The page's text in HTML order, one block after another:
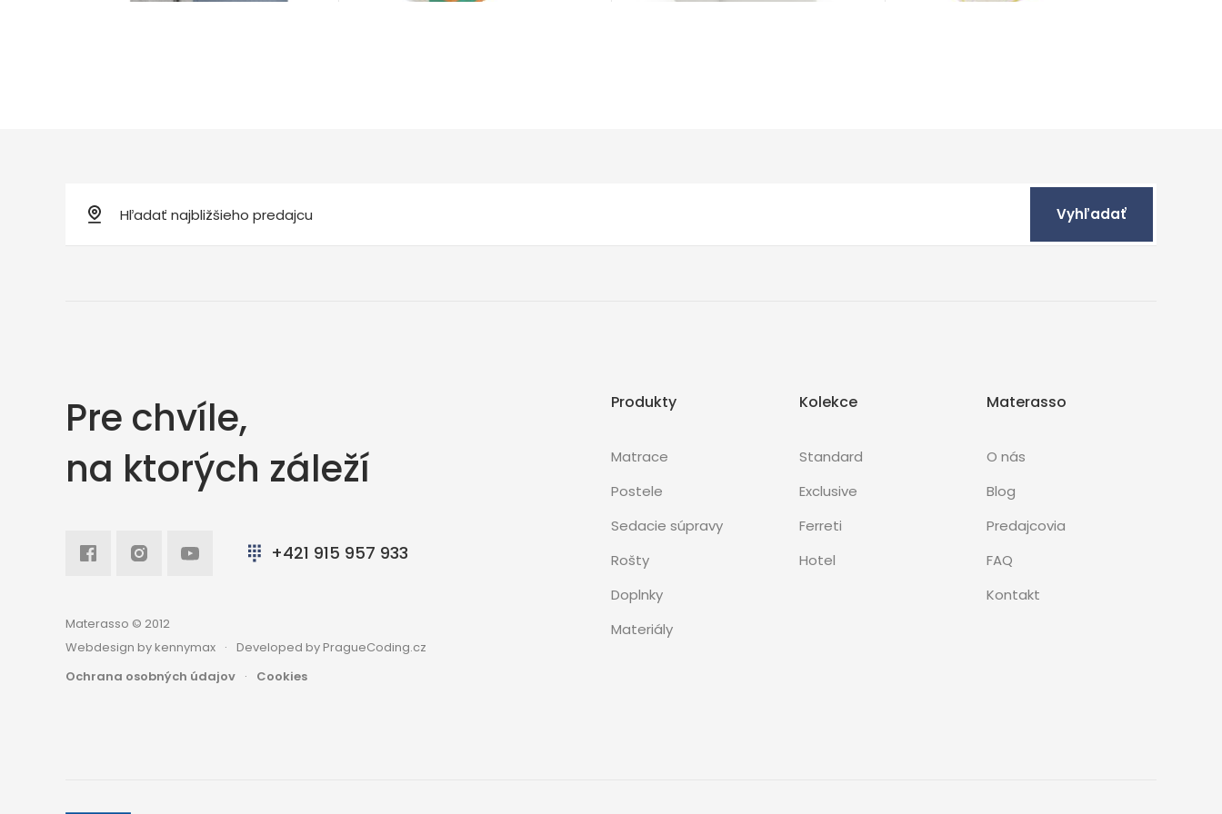
Vyhľadať
Pre chvíle,
na ktorých záleží
+421 915 957 933
Produkty
Matrace
Postele
Sedacie súpravy
Rošty
Doplnky
Materiály
Kolekce
Standard
Exclusive
Ferreti
Hotel
Materasso
O nás
Blog
Predajcovia
FAQ
Kontakt
Materasso © 2012
Webdesign by kennymax
Developed by PragueCoding.cz
Ochrana osobných údajov
Cookies